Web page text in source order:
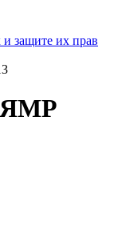
защите их прав
ЯМР